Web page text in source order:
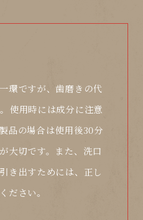
環ですが、歯磨きの代
使用時には成分に注意
品の場合は使用後30分
大切です。また、洗口
き出すためには、正し
ださい。